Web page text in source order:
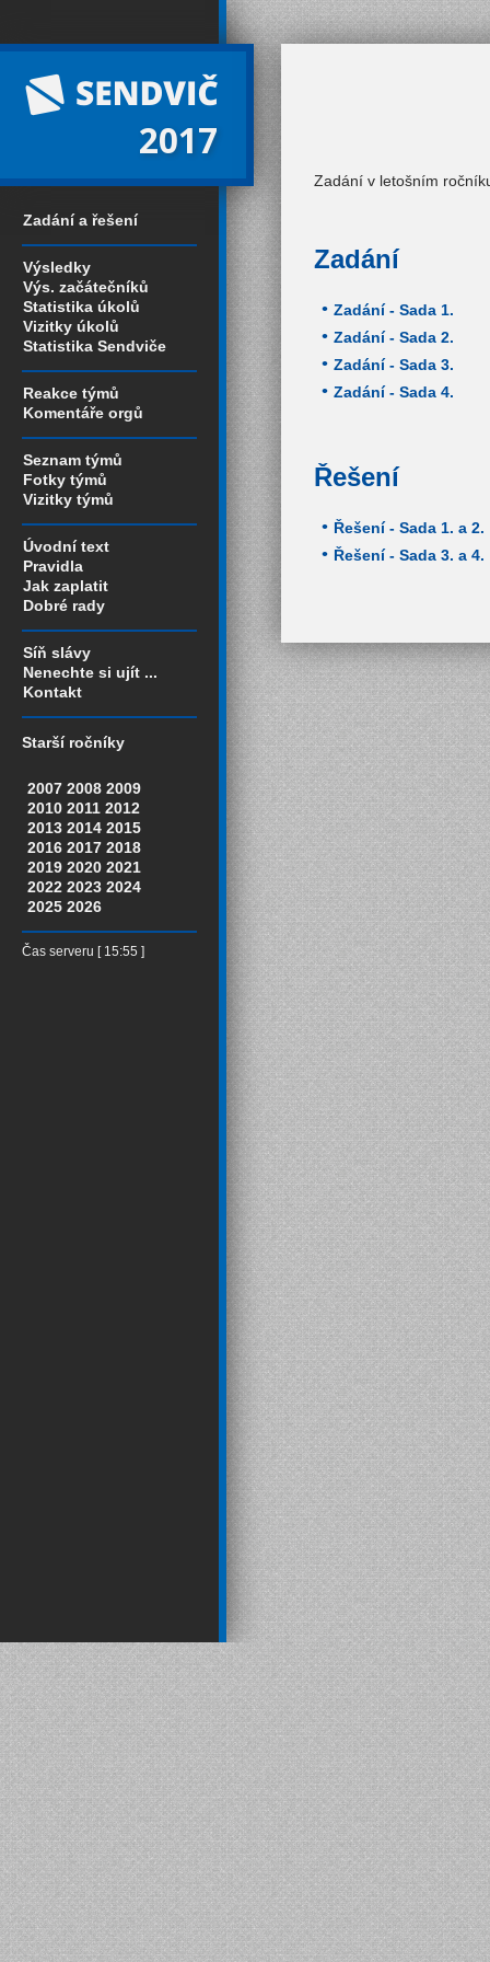
2017
Zadání a řešení
Výsledky
Výs. začátečníků
Statistika úkolů
Vizitky úkolů
Statistika Sendviče
Reakce týmů
Komentáře orgů
Seznam týmů
Fotky týmů
Vizitky týmů
Úvodní text
Pravidla
Jak zaplatit
Dobré rady
Síň slávy
Nenechte si ujít ...
Kontakt
Starší ročníky
2007 2008 2009
2010 2011 2012
2013 2014 2015
2016 2017 2018
2019 2020 2021
2022 2023 2024
2025 2026
Čas serveru [ 15:55 ]
Zadání v letošním
Zadání
Zadání - Sada 1.
Zadání - Sada 2.
Zadání - Sada 3.
Zadání - Sada 4.
Řešení
Řešení - Sada 1. a 2.
Řešení - Sada 3. a 4.